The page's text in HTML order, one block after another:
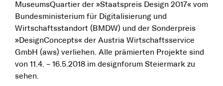
MuseumsQuartier der »Staatspreis Design 2017« vom
Bundesministerium für Digitalisierung und
Wirtschaftsstandort (BMDW) und der Sonderpreis
»DesignConcepts« der Austria Wirtschaftsservice
GmbH (aws) verliehen. Alle prämierten Projekte sind
von 11.4. – 16.5.2018 im designforum Steiermark zu
sehen.